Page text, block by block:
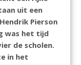
n
uit een
Pierson
was het tijd
de scholen.
in het